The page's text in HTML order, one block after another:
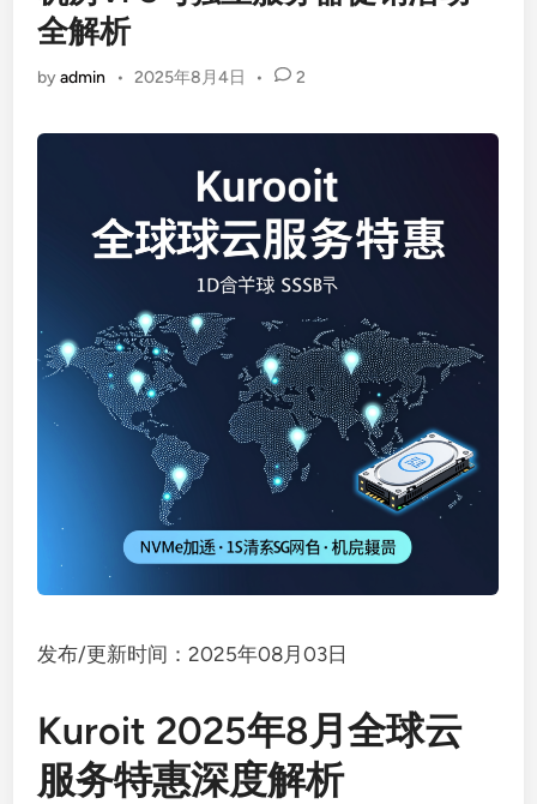
全解析
byadmin • 2025年8月4日 • 2
发布/更新时间：2025年08月03日
Kuroit 2025年8月全球云
服务特惠深度解析